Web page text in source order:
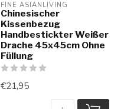
FINE ASIANLIVING
Chinesischer
Kissenbezug
Handbestickter Weißer
Drache 45x45cm Ohne
Füllung
€21,95